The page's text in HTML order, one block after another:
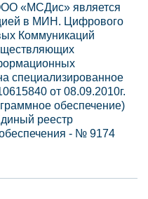
«МСДис» является
в МИН. Цифрового
Коммуникаций
специализированное
от 08.09.2010г.
обеспечение)
реестр
- № 9174